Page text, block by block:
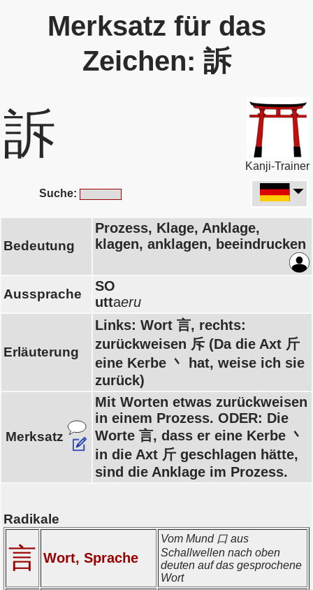
Merksatz für das
Zeichen: 訴
訴
Kanji-Trainer
Suche:
Bedeutung
Prozess, Klage, Anklage,
klagen, anklagen, beeindrucken
Aussprache
SO
uttaeru
Erläuterung
Links: Wort 言, rechts:
zurückweisen 斥 (Da die Axt 斤
eine Kerbe 丶 hat, weise ich sie
zurück)
Merksatz
Mit Worten etwas zurückweisen
in einem Prozess. ODER: Die
Worte 言, dass er eine Kerbe 丶
in die Axt 斤 geschlagen hätte,
sind die Anklage im Prozess.
Radikale
言 Wort, Sprache
Vom Mund 口 aus
Schallwellen nach oben
deuten auf das gesprochene
Wort